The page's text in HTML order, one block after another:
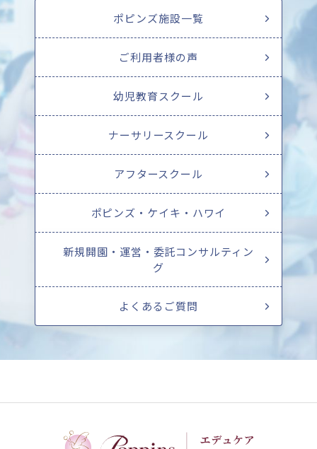
ポピンズ施設一覧
ご利用者様の声
幼児教育スクール
ナーサリースクール
アフタースクール
ポピンズ・ケイキ・ハワイ
新規開園・運営・委託コンサルティン
グ
よくあるご質問